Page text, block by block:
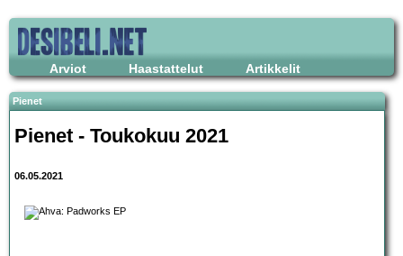
Arviot Haastattelut Artikkelit
Pienet
Pienet - Toukokuu 2021
06.05.2021